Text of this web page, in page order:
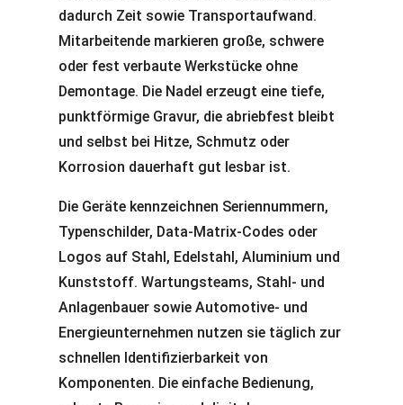
dadurch Zeit sowie Transportaufwand.
Mitarbeitende markieren große, schwere
oder fest verbaute Werkstücke ohne
Demontage. Die Nadel erzeugt eine tiefe,
punktförmige Gravur, die abriebfest bleibt
und selbst bei Hitze, Schmutz oder
Korrosion dauerhaft gut lesbar ist.
Die Geräte kennzeichnen Seriennummern,
Typenschilder, Data-Matrix-Codes oder
Logos auf Stahl, Edelstahl, Aluminium und
Kunststoff. Wartungsteams, Stahl- und
Anlagenbauer sowie Automotive- und
Energieunternehmen nutzen sie täglich zur
schnellen Identifizierbarkeit von
Komponenten. Die einfache Bedienung,